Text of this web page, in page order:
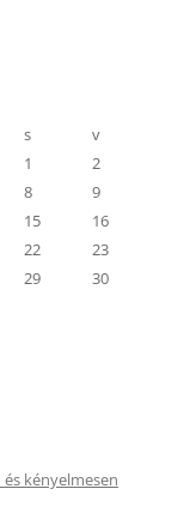
s
v
1
2
8
9
15
16
22
23
29
30
kényelmesen